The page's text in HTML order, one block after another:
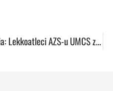
Podsumowanie tygodnia: Lekkoatleci AZS-u UMCS z medalami mistrzostw Europy U23